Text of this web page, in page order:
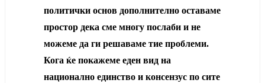
политички основ дополнително оставаме
простор дека сме многу послаби и не
можеме да ги решаваме тие проблеми.
Кога ќе покажеме еден вид на
национално единство и консензус по сите